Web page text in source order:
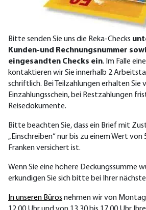
Bitte senden Sie uns die Reka-Checks
Kunden-und Rechnungsnummer
eingesandten Checks ein. Im Falle
kontaktieren wir Sie innerhalb 2
schriftlich. Bei Teilzahlungen erhalten Sie
Einzahlungsschein, bei Restzahlungen
Reisedokumente.
Bitte beachten Sie, dass ein Brief mit
„Einschreiben“ nur bis zu einem Wert von
Franken versichert ist.
Wenn Sie eine höhere Deckungssumme
erkundigen Sie sich bitte bei Ihrer
In unseren Büros nehmen wir von Montag